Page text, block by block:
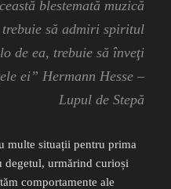
blestemată muzică
să admiri spiritul
de ea, trebuie să înveţi
ei” Hermann Hesse –
Lupul de Stepă
multe situații pentru prima
degetul, urmărind curioși
comportamente ale